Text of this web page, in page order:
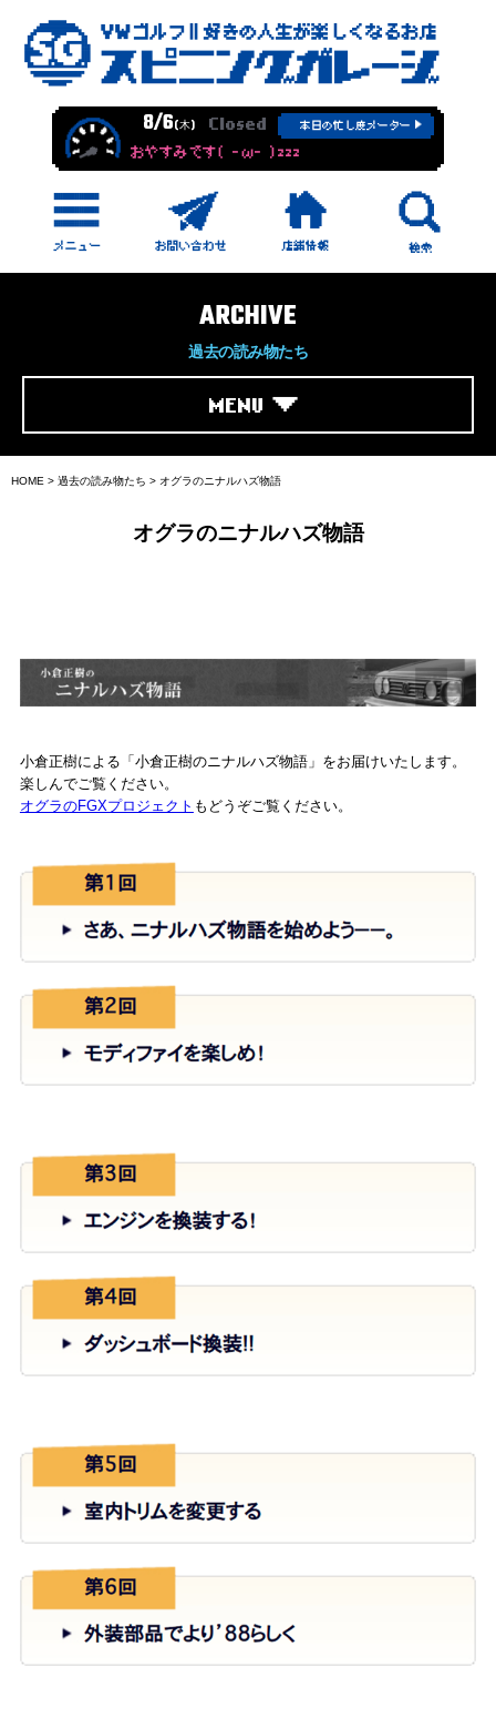
8/6(木) Closed 本日の忙し度メーター
おやすみです( -ω- )zzz
ARCHIVE
過去の読み物たち
MENU
HOME > 過去の読み物たち > オグラのニナルハズ物語
オグラのニナルハズ物語
小倉正樹による「小倉正樹のニナルハズ物語」をお届けいたします。
楽しんでご覧ください。
オグラのFGXプロジェクト もどうぞご覧ください。